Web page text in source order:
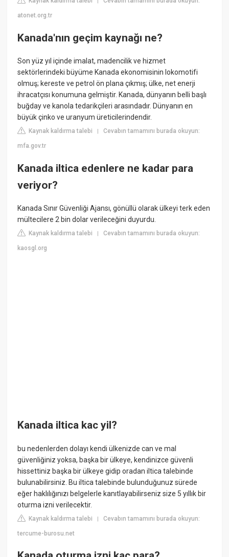
atonet.org.tr
Kanada'nın geçim kaynağı ne?
Son yüz yıl içinde imalat, madencilik ve hizmet
sektörlerindeki büyüme Kanada ekonomisinin lokomotifi
olmuş; kereste ve petrol ön plana çıkmış; ülke, net enerji
ihracatçısı konumuna gelmiştir. Kanada, dünyanın belli başlı
buğday ve kanola tedarikçileri arasındadır. Dünyanın en
büyük çinko ve uranyum üreticilerindendir.
Kaynak kaldırma talebi |Cevabın tamamını burada okuyun:
mfa.gov.tr
Kanada iltica edenlere ne kadar para
veriyor?
Kanada Sınır Güvenliği Ajansı, gönüllü olarak ülkeyi terk eden
mültecilere 2 bin dolar verileceğini duyurdu.
Kaynak kaldırma talebi |Cevabın tamamını burada okuyun:
kaosgl.org
Kanada iltica kac yil?
bu nedenlerden dolayı kendi ülkenizde can ve mal
güvenliğiniz yoksa, başka bir ülkeye, kendinizce güvenli
hissettiniz başka bir ülkeye gidip oradan iltica talebinde
bulunabilirsiniz. Bu iltica talebinde bulunduğunuz sürede
eğer haklılığınızı belgelerle kanıtlayabilirseniz size 5 yıllık bir
oturma izni verilecektir.
Kaynak kaldırma talebi |Cevabın tamamını burada okuyun:
tercume-burosu.net